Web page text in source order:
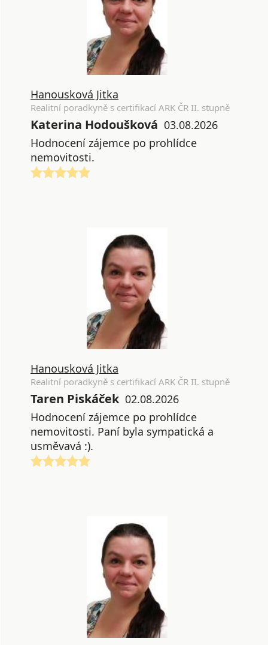
Hanousková Jitka
Realitní poradkyně s certifikací ARK ČR II. stupně
Katerina Hodoušková 03.08.2026
Hodnocení zájemce po prohlídce
nemovitosti.
Hanousková Jitka
Realitní poradkyně s certifikací ARK ČR II. stupně
Taren Piskáček 02.08.2026
Hodnocení zájemce po prohlídce
nemovitosti. Paní byla sympatická a
usměvavá :).